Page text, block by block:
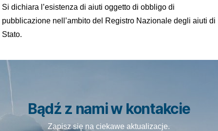
Si dichiara l’esistenza di aiuti oggetto di obbligo di
pubblicazione nell’ambito del Registro Nazionale degli aiuti di
Stato.
Bądź z nami w kontakcie
Zapisz się na ciekawe aktualizacje.